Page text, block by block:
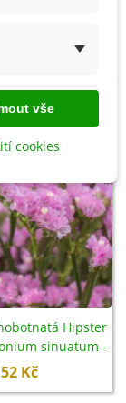
Hipster
sinuatum -
- 30 ks
52 Kč
vše
cookies